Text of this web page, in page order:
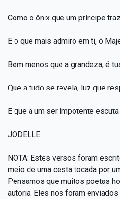
Como o ônix que um príncipe
E o que mais admiro em ti, ó
Bem menos que a grandeza, é
Que a tudo se revela, luz que
E que a um ser impotente
JODELLE
NOTA: Estes versos foram
meio de uma cesta tocada por
Pensamos que muitos poetas
autoria. Eles nos foram